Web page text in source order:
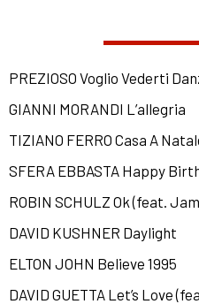
PREZIOSO Voglio Vederti
GIANNI MORANDI L’allegria
TIZIANO FERRO Casa A
SFERA EBBASTA Happy
ROBIN SCHULZ Ok (feat.
DAVID KUSHNER Daylight
ELTON JOHN Believe 1995
DAVID GUETTA Let’s Love